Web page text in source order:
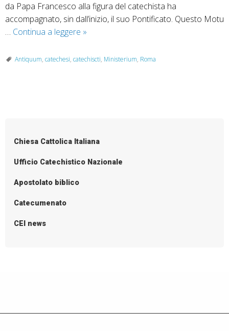
da Papa Francesco alla figura del catechista ha
accompagnato, sin dall’inizio, il suo Pontificato. Questo Motu
… Continua a leggere Motu
“Antiquum
»
Antiquum, catechesi, catechiscti, Ministerium, Roma
Chiesa Cattolica Italiana
Ufficio Catechistico Nazionale
Apostolato biblico
Catecumenato
CEI news